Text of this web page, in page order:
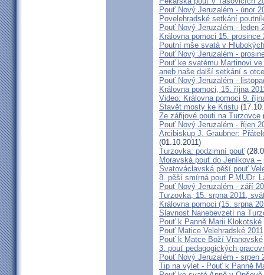
Pouť Nový Jeruzalém - únor
Povelehradské setkání
Pouť Nový Jeruzalém - leden
Královna pomoci 15. prosince
Poutní mše svatá v
Pouť Nový Jeruzalém -
Pouť ke svatému Martinovi
aneb naše další setkání s
Pouť Nový Jeruzalém -
Královna pomoci, 15. října
Video: Královna pomoci 9.
Stavět mosty ke Kristu
Ze zářijové pouti na Turzovce
Pouť Nový Jeruzalém - říjen
Arcibiskup J. Graubner:
(01.10.2011)
Turzovka: podzimní pouť
Moravská pouť do Jeníkova
Svatováclavská pěší pouť
8. pěší smírná pouť P.MUDr.
Pouť Nový Jeruzalém - září
Turzovka, 15. srpna 2011,
Královna pomoci (15. srpna
Slavnost Nanebevzetí na
Pouť k Panně Marii Klokotské
Pouť Matice Velehradské 2011
Pouť k Matce Boží Vranovské
3. pouť pedagogických
Pouť Nový Jeruzalém - srpen
Tip na výlet - Pouť k Panně